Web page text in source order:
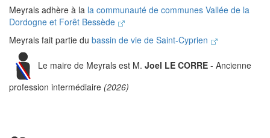
Meyrals adhère à la la communauté de communes Vallée de la
Dordogne et Forêt Bessède
Meyrals fait partie du bassin de vie de Saint-Cyprien
Le maire de Meyrals est M. Joel LE CORRE - Ancienne
profession intermédiaire (2026)